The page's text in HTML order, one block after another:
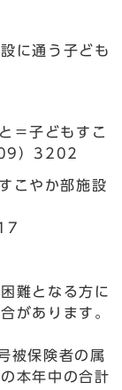
に通う子ども
＝子どもすこ
）3202
こやか部施設
難となる方に
があります。
被保険者の属
本年中の合計